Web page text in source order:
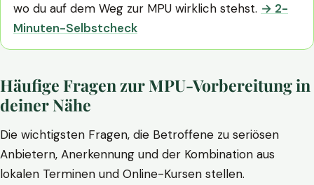
wo du auf dem Weg zur MPU wirklich stehst. → 2-
Minuten-Selbstcheck
Häufige Fragen zur MPU-Vorbereitung in
deiner Nähe
Die wichtigsten Fragen, die Betroffene zu seriösen
Anbietern, Anerkennung und der Kombination aus
lokalen Terminen und Online-Kursen stellen.